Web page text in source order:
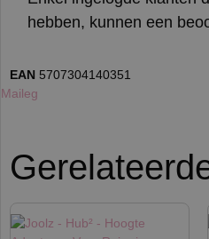
hebben, kunnen een
EAN 5707304140351
Maileg